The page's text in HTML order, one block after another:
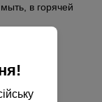
в горячей